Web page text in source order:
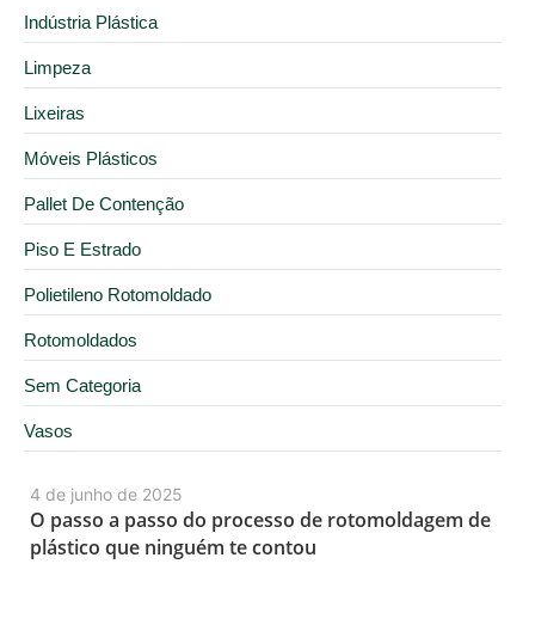
4 de junho de 2025
O passo a passo do processo de rotomoldagem de
plástico que ninguém te contou
Indústria Plástica
Limpeza
Lixeiras
Móveis Plásticos
Pallet De Contenção
Piso E Estrado
Polietileno Rotomoldado
Rotomoldados
Sem Categoria
Vasos